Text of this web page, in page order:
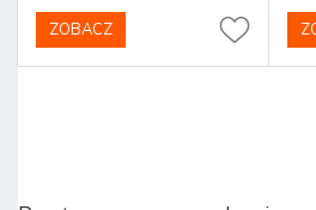
ZOBACZ